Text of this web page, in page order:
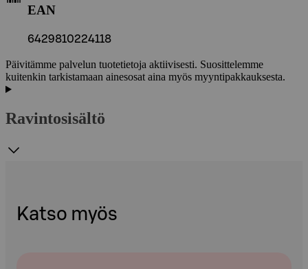
EAN
6429810224118
Päivitämme palvelun tuotetietoja aktiivisesti. Suosittelemme
kuitenkin tarkistamaan ainesosat aina myös myyntipakkauksesta.
Ravintosisältö
Katso myös